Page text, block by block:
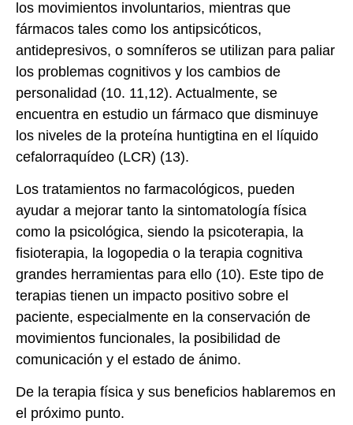
los movimientos involuntarios, mientras que
fármacos tales como los antipsicóticos,
antidepresivos, o somníferos se utilizan para paliar
los problemas cognitivos y los cambios de
personalidad (10. 11,12). Actualmente, se
encuentra en estudio un fármaco que disminuye
los niveles de la proteína huntigtina en el líquido
cefalorraquídeo (LCR) (13).
Los tratamientos no farmacológicos, pueden
ayudar a mejorar tanto la sintomatología física
como la psicológica, siendo la psicoterapia, la
fisioterapia, la logopedia o la terapia cognitiva
grandes herramientas para ello (10). Este tipo de
terapias tienen un impacto positivo sobre el
paciente, especialmente en la conservación de
movimientos funcionales, la posibilidad de
comunicación y el estado de ánimo.
De la terapia física y sus beneficios hablaremos en
el próximo punto.